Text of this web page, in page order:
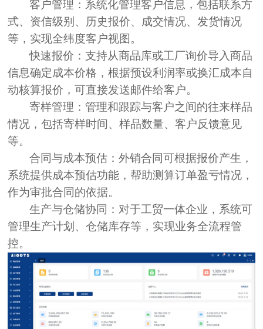
客户管理： 系统化管理客户信息，包括联系方
式、资信级别、历史报价、成交情况、发货情况
等，实现全纬度客户视图。
快速报价：支持从商品库或工厂询价导入商品
信息确定成本价格，根据预设利润率或换汇成本自
动核算报价，可直接发送邮件给客户。
寄样管理：管理和跟踪与客户之间的往来样品
情况，包括寄样时间、样品数量、客户反馈意见
等。
合同与成本预估：外销合同可根据报价产生，
系统提供成本预估功能，帮助测算订单盈亏情况，
作为审批合同的依据。
生产与仓储协同： 对于工贸一体企业，系统可
管理生产计划、仓储库存等，实现业务全流程管
控。